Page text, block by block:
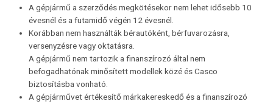
A gépjármű a szerződés megkötésekor nem lehet idősebb 10
évesnél és a futamidő végén 12 évesnél.
Korábban nem használták bérautóként, bérfuvarozásra,
versenyzésre vagy oktatásra.
A gépjármű nem tartozik a finanszírozó által nem
befogadhatónak minősített modellek közé és Casco
biztosításba vonható.
A gépjárművet értékesítő márkakereskedő és a finanszírozó